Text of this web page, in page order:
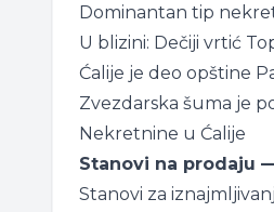
Dominantan tip
U blizini: Dečiji vrtić
Ćalije je deo opštine
Zvezdarska šuma je
Nekretnine u Ćalije
Stanovi na prodaju
Stanovi za